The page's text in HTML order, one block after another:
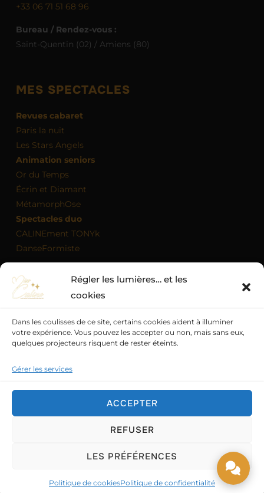
Régler les lumières… et les
cookies
Dans les coulisses de ce site, certains cookies aident à illuminer
votre expérience. Vous pouvez les accepter ou non, mais sans eux,
quelques projecteurs risquent de rester éteints.
Gérer les services
ACCEPTER
REFUSER
LES PRÉFÉRENCES
Politique de cookiesPolitique de confidentialité
+33 06 71 51 68 96
Bureau / Rendez-vous :
Saint-Quentin (02) / Amiens (80)
MES SPECTACLES
Revues cabaret
Paris la nuit
Les Stars Angels
Animation seniors
Or du Temps
Écrin et Diamant
MétamorphOse
Spectacles duo
CALINEment TONYk
DanseFormiste
MON AGENDA
Politique de cookies (UE)
Quand la scène devient magie
Miss Caline - Artiste transformiste professionnel
© 2026 – Tous droits réservés. Toute reproduction
interdite.
Miss Caline